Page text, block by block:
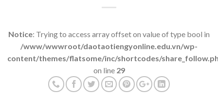
Notice: Trying to access array offset on value of type bool in
/www/wwwroot/daotaotiengyonline.edu.vn/wp-
content/themes/flatsome/inc/shortcodes/
on line 29